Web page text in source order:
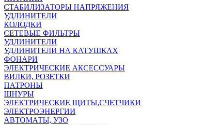
СТАБИЛИЗАТОРЫ НАПРЯЖЕНИЯ
УДЛИНИТЕЛИ
КОЛОДКИ
СЕТЕВЫЕ ФИЛЬТРЫ
УДЛИНИТЕЛИ
УДЛИНИТЕЛИ НА КАТУШКАХ
ФОНАРИ
ЭЛЕКТРИЧЕСКИЕ АКСЕССУАРЫ
ВИЛКИ, РОЗЕТКИ
ПАТРОНЫ
ШНУРЫ
ЭЛЕКТРИЧЕСКИЕ ЩИТЫ,СЧЕТЧИКИ
ЭЛЕКТРОЭНЕРГИИ
АВТОМАТЫ, УЗО